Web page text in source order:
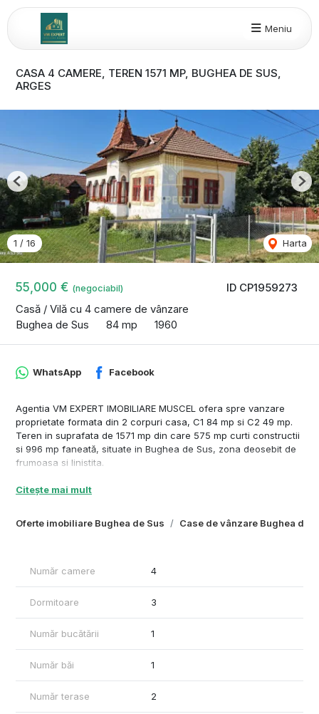
Meniu
CASA 4 CAMERE, TEREN 1571 MP, BUGHEA DE SUS,
ARGES
ID CP1959273
55,000 € (negociabil)
Casă / Vilă cu 4 camere de vânzare
Bughea de Sus
84 mp 1960
1 / 16 Harta
Previous
Oferte imobiliare Bughea de Sus Case de vânzare Bughea de
WhatsApp Facebook
Agentia VM EXPERT IMOBILIARE MUSCEL ofera spre vanzare
proprietate formata din 2 corpuri casa, C1 84 mp si C2 49 mp.
Teren in suprafata de 1571 mp din care 575 mp curti constructii
si 996 mp faneată, situate in Bughea de Sus, zona deosebit de
frumoasa si linistita.
Citește mai mult
Număr camere 4
Dormitoare 3
Număr bucătării 1
Număr băi 1
Număr terase 2